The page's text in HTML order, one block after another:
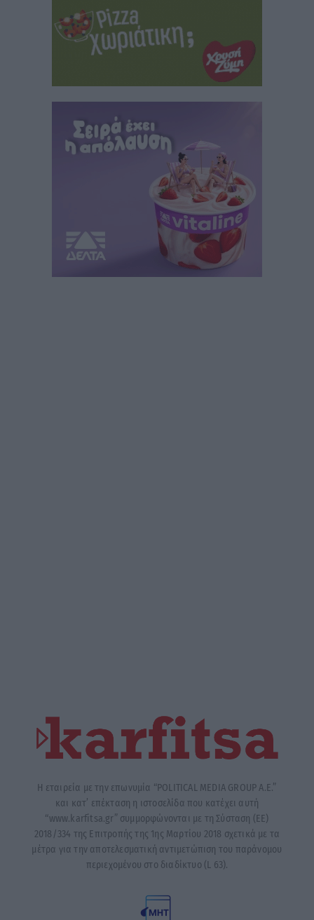
Η εταιρεία με την επωνυμία “POLITICAL MEDIA GROUP A.E.”
και κατ’ επέκταση η ιστοσελίδα που κατέχει αυτή
“www.karfitsa.gr” συμμορφώνονται με τη Σύσταση (ΕΕ)
2018/334 της Επιτροπής της 1ης Μαρτίου 2018 σχετικά με τα
μέτρα για την αποτελεσματική αντιμετώπιση του παράνομου
περιεχομένου στο διαδίκτυο (L 63).